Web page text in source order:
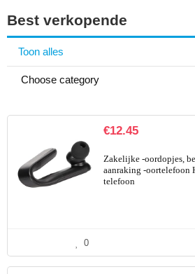
Best verkopende
Toon alles
Choose category
€12.45
Zakelijke -oordopjes,
aanraking -oortelefoon
telefoon
0